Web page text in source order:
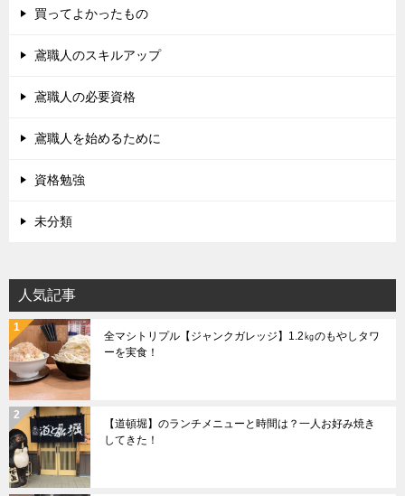
買ってよかったもの
鳶職人のスキルアップ
鳶職人の必要資格
鳶職人を始めるために
資格勉強
未分類
人気記事
全マシトリプル【ジャンクガレッジ】1.2㎏のもやしタワ
ーを実食！
【道頓堀】のランチメニューと時間は？一人お好み焼き
してきた！